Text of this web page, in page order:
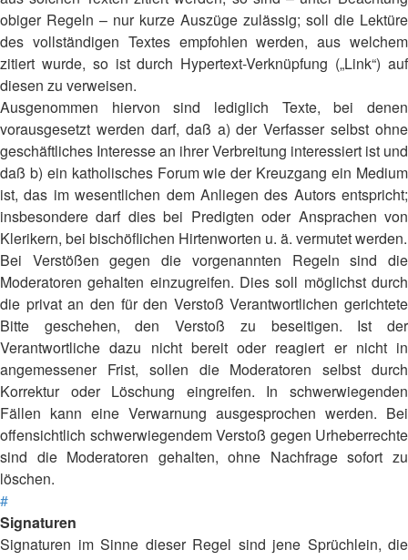
obiger Regeln – nur kurze Auszüge zulässig; soll die Lektüre
des vollständigen Textes empfohlen werden, aus welchem
zitiert wurde, so ist durch Hypertext-Verknüpfung („Link“) auf
diesen zu verweisen.
Ausgenommen hiervon sind lediglich Texte, bei denen
vorausgesetzt werden darf, daß a) der Verfasser selbst ohne
geschäftliches Interesse an ihrer Verbreitung interessiert ist und
daß b) ein katholisches Forum wie der Kreuzgang ein Medium
ist, das im wesentlichen dem Anliegen des Autors entspricht;
insbesondere darf dies bei Predigten oder Ansprachen von
Klerikern, bei bischöflichen Hirtenworten u. ä. vermutet werden.
Bei Verstößen gegen die vorgenannten Regeln sind die
Moderatoren gehalten einzugreifen. Dies soll möglichst durch
die privat an den für den Verstoß Verantwortlichen gerichtete
Bitte geschehen, den Verstoß zu beseitigen. Ist der
Verantwortliche dazu nicht bereit oder reagiert er nicht in
angemessener Frist, sollen die Moderatoren selbst durch
Korrektur oder Löschung eingreifen. In schwerwiegenden
Fällen kann eine Verwarnung ausgesprochen werden. Bei
offensichtlich schwerwiegendem Verstoß gegen Urheberrechte
sind die Moderatoren gehalten, ohne Nachfrage sofort zu
löschen.
#
Signaturen
Signaturen im Sinne dieser Regel sind jene Sprüchlein, die